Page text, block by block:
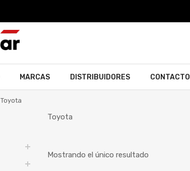
MARCAS DISTRIBUIDORES CONTACTO
Toyota
Toyota
Mostrando el único resultado